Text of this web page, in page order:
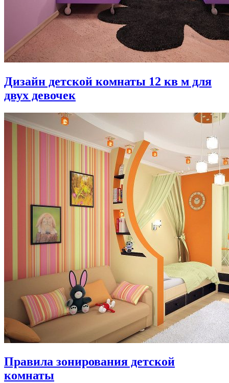
Дизайн детской комнаты 12 кв м для
двух девочек
Правила зонирования детской
комнаты